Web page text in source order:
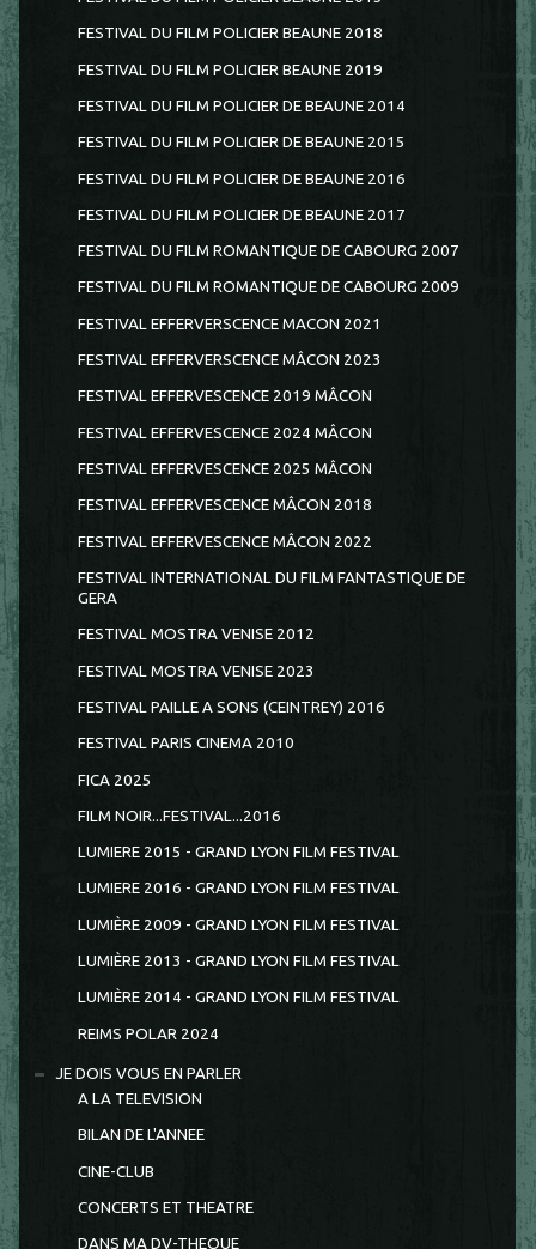
FESTIVAL DU FILM POLICIER BEAUNE 2018
FESTIVAL DU FILM POLICIER BEAUNE 2019
FESTIVAL DU FILM POLICIER DE BEAUNE 2014
FESTIVAL DU FILM POLICIER DE BEAUNE 2015
FESTIVAL DU FILM POLICIER DE BEAUNE 2016
FESTIVAL DU FILM POLICIER DE BEAUNE 2017
FESTIVAL DU FILM ROMANTIQUE DE CABOURG 2007
FESTIVAL DU FILM ROMANTIQUE DE CABOURG 2009
FESTIVAL EFFERVERSCENCE MACON 2021
FESTIVAL EFFERVERSCENCE MÂCON 2023
FESTIVAL EFFERVESCENCE 2019 MÂCON
FESTIVAL EFFERVESCENCE 2024 MÂCON
FESTIVAL EFFERVESCENCE 2025 MÂCON
FESTIVAL EFFERVESCENCE MÂCON 2018
FESTIVAL EFFERVESCENCE MÂCON 2022
FESTIVAL INTERNATIONAL DU FILM FANTASTIQUE DE
GERA
FESTIVAL MOSTRA VENISE 2012
FESTIVAL MOSTRA VENISE 2023
FESTIVAL PAILLE A SONS (CEINTREY) 2016
FESTIVAL PARIS CINEMA 2010
FICA 2025
FILM NOIR...FESTIVAL...2016
LUMIERE 2015 - GRAND LYON FILM FESTIVAL
LUMIERE 2016 - GRAND LYON FILM FESTIVAL
LUMIÈRE 2009 - GRAND LYON FILM FESTIVAL
LUMIÈRE 2013 - GRAND LYON FILM FESTIVAL
LUMIÈRE 2014 - GRAND LYON FILM FESTIVAL
REIMS POLAR 2024
JE DOIS VOUS EN PARLER
A LA TELEVISION
BILAN DE L'ANNEE
CINE-CLUB
CONCERTS ET THEATRE
DANS MA DV-THEQUE